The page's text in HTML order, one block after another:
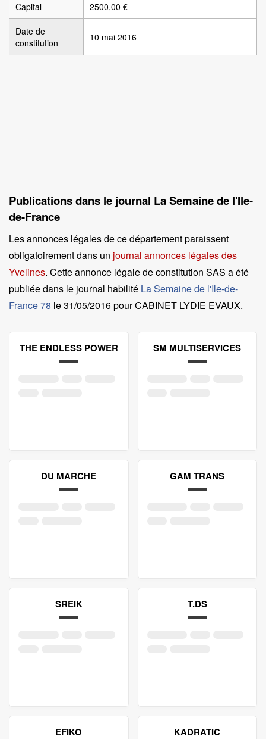
Capital 2500,00 €
Date de
constitution
10 mai 2016
Publications dans le journal La Semaine de l'Ile-
de-France
Les annonces légales de ce département paraissent
obligatoirement dans un journal annonces légales des
Yvelines. Cette annonce légale de constitution SAS a été
publiée dans le journal habilité La Semaine de l'Ile-de-
France 78 le31/05/2016 pour CABINET LYDIE EVAUX.
THE ENDLESS POWER SM MULTISERVICES
DU MARCHE GAM TRANS
SREIK T.DS
EFIKO KADRATIC